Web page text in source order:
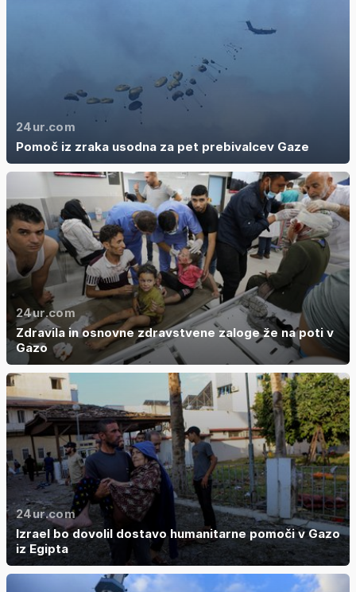
24ur.com
Pomoč iz zraka usodna za pet prebivalcev Gaze
24ur.com
Zdravila in osnovne zdravstvene zaloge že na poti v
Gazo
24ur.com
Izrael bo dovolil dostavo humanitarne pomoči v Gazo
iz Egipta